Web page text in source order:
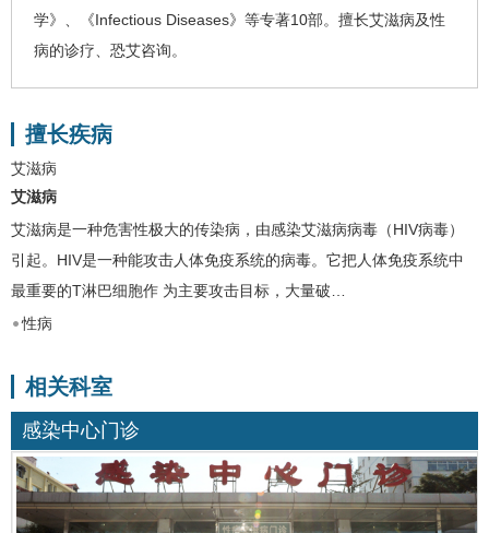
学》、《Infectious Diseases》等专著10部。擅长艾滋病及性
病的诊疗、恐艾咨询。
擅长疾病
艾滋病
艾滋病
艾滋病是一种危害性极大的传染病，由感染艾滋病病毒（HIV病毒）
引起。HIV是一种能攻击人体免疫系统的病毒。它把人体免疫系统中
最重要的T淋巴细胞作 为主要攻击目标，大量破…
性病
相关科室
感染中心门诊